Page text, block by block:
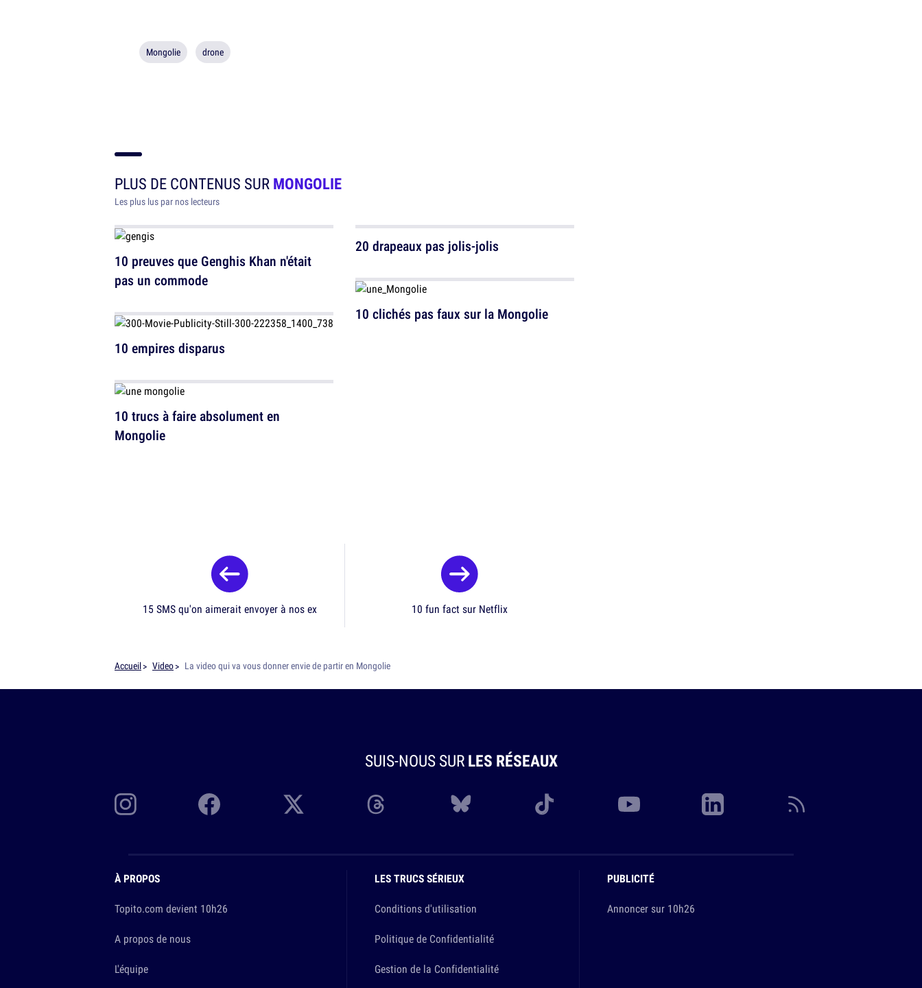
Mongolie drone
PLUS DE CONTENUS SURMONGOLIE
Les plus lus par nos lecteurs
10 preuves que Genghis Khan n'était
pas un commode
10 empires disparus
10 trucs à faire absolument en
Mongolie
20 drapeaux pas jolis-jolis
10 clichés pas faux sur la Mongolie
15 SMS qu'on aimerait envoyer à nos ex 10 fun fact sur Netflix
Accueil Video La video qui va vous donner envie de partir en Mongolie
SUIS-NOUS SURLES RÉSEAUX
À PROPOS
Topito.com devient 10h26
A propos de nous
L'équipe
LES TRUCS SÉRIEUX
Conditions d'utilisation
Politique de Confidentialité
Gestion de la Confidentialité
PUBLICITÉ
Annoncer sur 10h26